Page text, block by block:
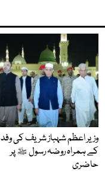
وزیر اعظم شہباز شریف کی وفد
کے ہمراہ روضہ رسول ﷺ پر
حاضری